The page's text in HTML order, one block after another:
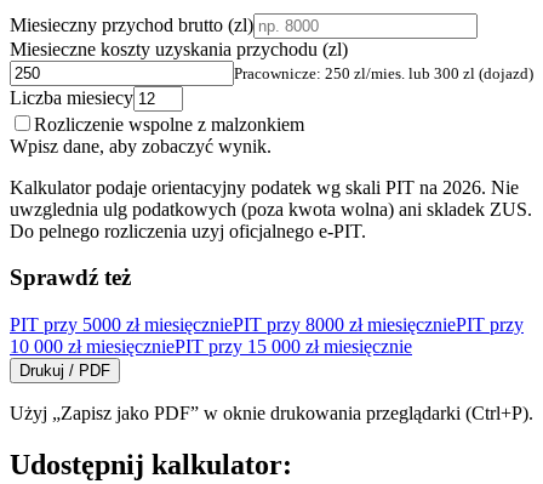
Miesieczny przychod brutto (zl)
Miesieczne koszty uzyskania przychodu (zl)
Pracownicze: 250 zl/mies. lub 300 zl (dojazd)
Liczba miesiecy
Rozliczenie wspolne z malzonkiem
Wpisz dane, aby zobaczyć wynik.
Kalkulator podaje orientacyjny podatek wg skali PIT na 2026. Nie
uwzglednia ulg podatkowych (poza kwota wolna) ani skladek ZUS.
Do pelnego rozliczenia uzyj oficjalnego e-PIT.
Sprawdź też
PIT przy 5000 zł miesięczniePIT przy 8000 zł miesięczniePIT przy
10 000 zł miesięczniePIT przy 15 000 zł miesięcznie
Drukuj / PDF
Użyj „Zapisz jako PDF” w oknie drukowania przeglądarki (Ctrl+P).
Udostępnij kalkulator: